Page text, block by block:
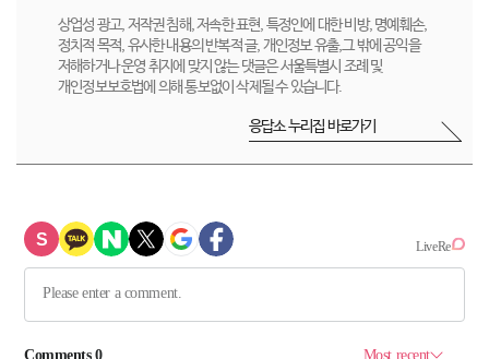
상업성 광고, 저작권 침해, 저속한 표현, 특정인에 대한 비방, 명예훼손,
정치적 목적, 유사한 내용의 반복적 글, 개인정보 유출,그 밖에 공익을
저해하거나 운영 취지에 맞지 않는 댓글은 서울특별시 조례 및
개인정보보호법에 의해 통보없이 삭제될 수 있습니다.
응답소 누리집 바로가기